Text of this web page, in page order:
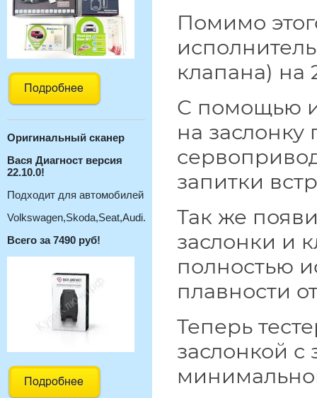
Оригинальный сканер
Вася Диагност версия
22.10.0!
Подходит для автомобилей
Volkswagen,Skoda,Seat,Audi.
Всего за 7490 руб!
Помимо
клапана) на
С помощью
на
запитки
Так же
заслонки и
полностью
плавности
Теперь
заслонкой с